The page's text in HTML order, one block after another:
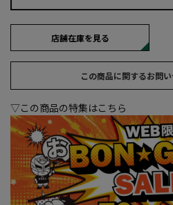
店舗在庫を見る
この商品に関するお問
▽この商品の特集はこちら